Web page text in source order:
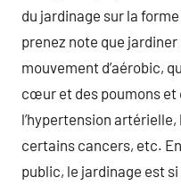
du jardinage sur la
prenez note que jardiner
mouvement d’aérobic,
cœur et des poumons et
l’hypertension artérielle,
certains cancers, etc.
public, le jardinage est